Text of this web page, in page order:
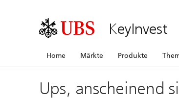
KeyInvest
Home Märkte Produkte
Ups, anscheinend